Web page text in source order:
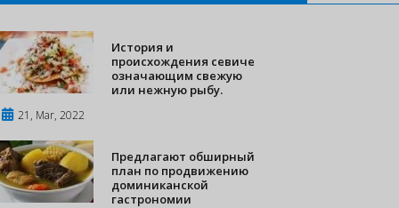
История и
происхождения севиче
означающим свежую
или нежную рыбу.
21, Mar, 2022
Предлагают обширный
план по продвижению
доминиканской
гастрономии